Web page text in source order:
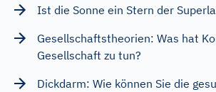
Ist die Sonne ein Stern der
Gesellschaftstheorien: Was hat
Gesellschaft zu tun?
Dickdarm: Wie können Sie die